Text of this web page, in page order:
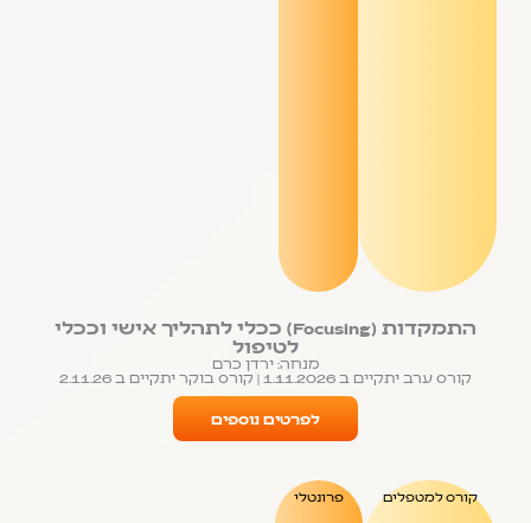
התמקדות (Focusing) ככלי לתהליך אישי וככלי
לטיפול
מנחה: ירדן כרם
קורס ערב יתקיים ב 1.11.2026 | קורס בוקר יתקיים ב 2.11.26
לפרטים נוספים
קורס למטפלים פרונטלי